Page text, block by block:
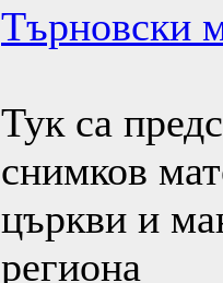
Търновски
Тук са
снимков
църкви и
региона